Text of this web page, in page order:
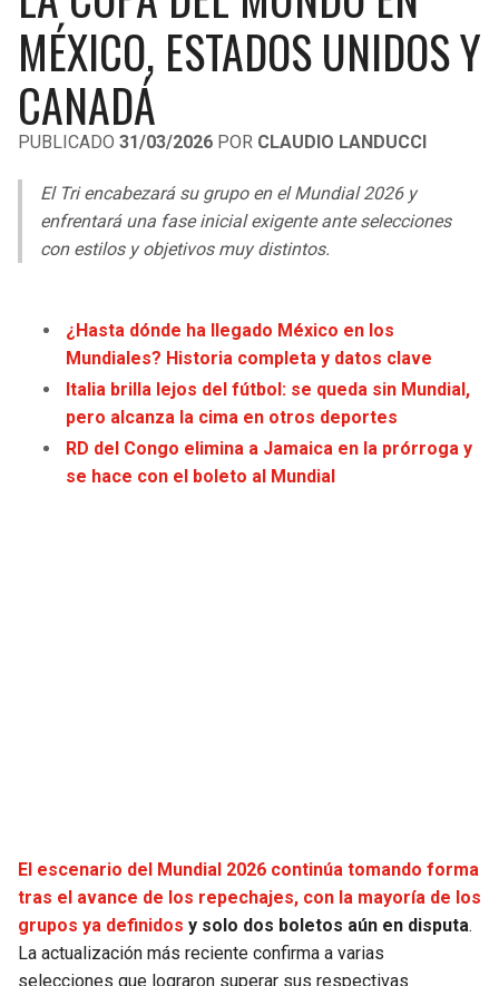
LIGA DE EXPANSIÓN MX
LEAGUES CUP
UEFA EUROPA LEAGUE
UEFA CONFERENCE LEAGUE
MLS
COPA SUDAMERICANA
LIGA BETPLAY
RAIDERS
CHARGERS
BENGALS
STEELERS
CARDINALS
RAMS
49ERS
CAVALIERS
PISTONS
BUCKS
HORNETS
MAVERICKS
ROCKETS
GRIZZLIES
MÉXICO, ESTADOS UNIDOS Y
CANADÁ
PUBLICADO 31/03/2026 POR CLAUDIO LANDUCCI
El Tri encabezará su grupo en el Mundial 2026 y
enfrentará una fase inicial exigente ante selecciones
con estilos y objetivos muy distintos.
¿Hasta dónde ha llegado México en los
Mundiales? Historia completa y datos clave
Italia brilla lejos del fútbol: se queda sin Mundial,
pero alcanza la cima en otros deportes
RD del Congo elimina a Jamaica en la prórroga y
se hace con el boleto al Mundial
El escenario del Mundial 2026 continúa tomando forma
tras el avance de los repechajes, con la mayoría de los
grupos ya definidos y solo dos boletos aún en disputa.
La actualización más reciente confirma a varias
selecciones que lograron superar sus respectivas